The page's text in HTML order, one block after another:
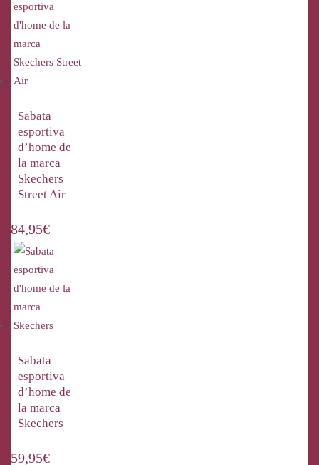
Sabata
esportiva
d’home de
la marca
Skechers
Street Air
84,95€
Sabata
esportiva
d’home de
la marca
Skechers
59,95€